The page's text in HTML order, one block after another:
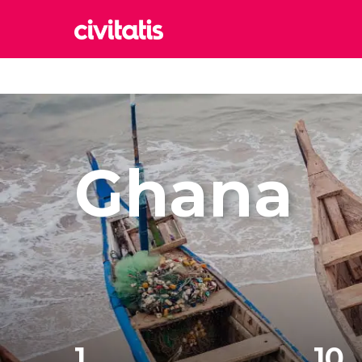
Italia
Reino
Reino
Turquía
Ghana